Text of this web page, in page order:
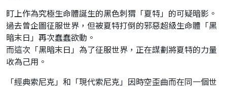
盯上作為究極生命體誕生的黑色刺猬「夏特」的可疑暗影。
過去曾企圖征服世界，但被夏特打倒的邪惡超級生命體「黑
暗末日」再次蠢蠢欲動。
而這次「黑暗末日」為了征服世界，正在謀劃將夏特的力量
收為己用。
「經典索尼克」和「現代索尼克」因時空歪曲而在同一個世